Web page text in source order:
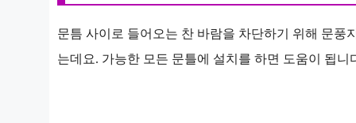
문틈 사이로 들어오는 찬 바람을 차단하기 위해 문
는데요. 가능한 모든 문틀에 설치를 하면 도움이 됩니